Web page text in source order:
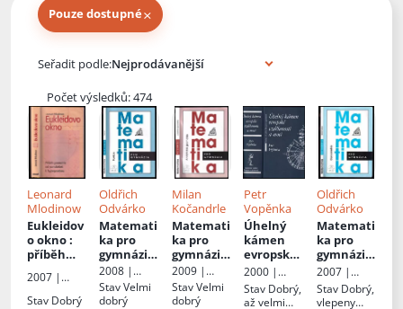
Pouze dostupné×
Seřadit podle:
Počet výsledků: 474
Leonard
Mlodinow
Eukleidov
o okno:
příběh
e od
rovnoběž
2007 |
Stav Dobrý
Oldřich
Odvárko
Matemati
ka pro
gymnázia
: Funkce
2008 |
Prometheu
s, spol. s
StavVelmi
dobrý
Milan
Kočandrle
Matemati
ka pro
gymnázia
:
Analytick
á
2009 |
Prometheu
s, spol. s
StavVelmi
dobrý
Petr
Vopěnka
Úhelný
kámen
evropské
vzdělanos
ti a moci:
souborné
2000 |
Práh
Stav Dobrý,
až velmi
Oldřich
Odvárko
Matemati
ka pro
gymnázia
:
goniomet
rie
2007 |
Prometheu
s
Stav Dobrý,
vlepeny